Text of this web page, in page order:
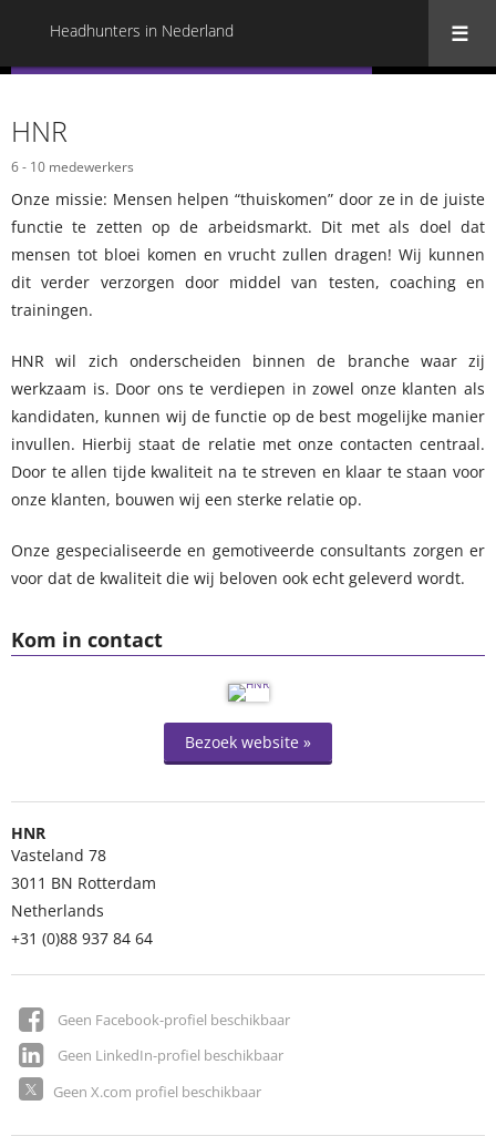
Headhunters in Nederland
Kom in contact
Bezoek website »
HNR
Vasteland 78
3011 BN Rotterdam
Netherlands
+31 (0)88 937 84 64
Geen Facebook-profiel beschikbaar
Geen LinkedIn-profiel beschikbaar
Geen X.com profiel beschikbaar
HNR
6 - 10 medewerkers
Onze missie: Mensen helpen “thuiskomen” door ze in de juiste
functie te zetten op de arbeidsmarkt. Dit met als doel dat
mensen tot bloei komen en vrucht zullen dragen! Wij kunnen
dit verder verzorgen door middel van testen, coaching en
trainingen.
HNR wil zich onderscheiden binnen de branche waar zij
werkzaam is. Door ons te verdiepen in zowel onze klanten als
kandidaten, kunnen wij de functie op de best mogelijke manier
invullen. Hierbij staat de relatie met onze contacten centraal.
Door te allen tijde kwaliteit na te streven en klaar te staan voor
onze klanten, bouwen wij een sterke relatie op.
Onze gespecialiseerde en gemotiveerde consultants zorgen er
voor dat de kwaliteit die wij beloven ook echt geleverd wordt.